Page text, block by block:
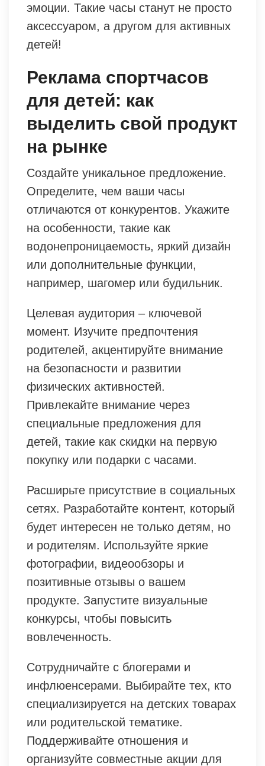
эмоции. Такие часы станут не просто
аксессуаром, а другом для активных
детей!
Реклама спортчасов
для детей: как
выделить свой продукт
на рынке
Создайте уникальное предложение.
Определите, чем ваши часы
отличаются от конкурентов. Укажите
на особенности, такие как
водонепроницаемость, яркий дизайн
или дополнительные функции,
например, шагомер или будильник.
Целевая аудитория – ключевой
момент. Изучите предпочтения
родителей, акцентируйте внимание
на безопасности и развитии
физических активностей.
Привлекайте внимание через
специальные предложения для
детей, такие как скидки на первую
покупку или подарки с часами.
Расширьте присутствие в социальных
сетях. Разработайте контент, который
будет интересен не только детям, но
и родителям. Используйте яркие
фотографии, видеообзоры и
позитивные отзывы о вашем
продукте. Запустите визуальные
конкурсы, чтобы повысить
вовлеченность.
Сотрудничайте с блогерами и
инфлюенсерами. Выбирайте тех, кто
специализируется на детских товарах
или родительской тематике.
Поддерживайте отношения и
организуйте совместные акции для